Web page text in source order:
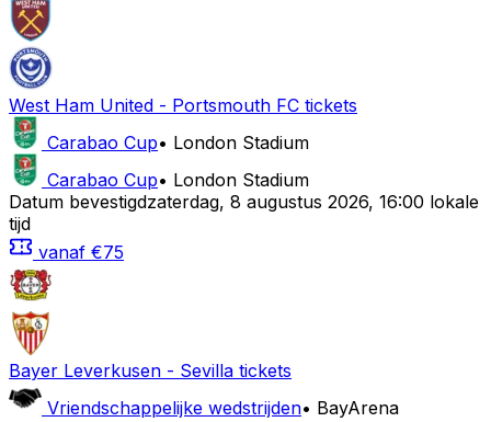
West Ham United - Portsmouth FC tickets
Carabao Cup• London Stadium
Carabao Cup• London Stadium
Datum bevestigdzaterdag, 8 augustus 2026, 16:00 lokale
tijd
vanaf €75
Bayer Leverkusen - Sevilla tickets
Vriendschappelijke wedstrijden• BayArena